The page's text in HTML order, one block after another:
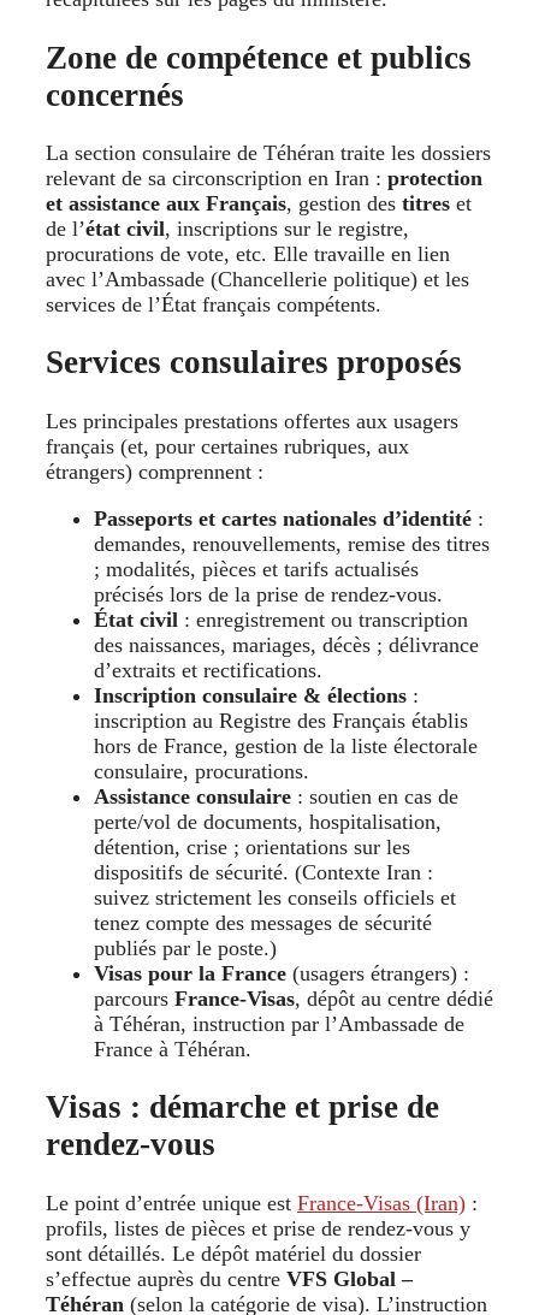
Zone de compétence et publics
concernés
La section consulaire de Téhéran traite les dossiers
relevant de sa circonscription en Iran : protection
et assistance aux Français, gestion des titres et
de l’état civil, inscriptions sur le registre,
procurations de vote, etc. Elle travaille en lien
avec l’Ambassade (Chancellerie politique) et les
services de l’État français compétents.
Services consulaires proposés
Les principales prestations offertes aux usagers
français (et, pour certaines rubriques, aux
étrangers) comprennent :
Passeports et cartes nationales d’identité :
demandes, renouvellements, remise des titres
; modalités, pièces et tarifs actualisés
précisés lors de la prise de rendez-vous.
État civil : enregistrement ou transcription
des naissances, mariages, décès ; délivrance
d’extraits et rectifications.
Inscription consulaire & élections :
inscription au Registre des Français établis
hors de France, gestion de la liste électorale
consulaire, procurations.
Assistance consulaire : soutien en cas de
perte/vol de documents, hospitalisation,
détention, crise ; orientations sur les
dispositifs de sécurité. (Contexte Iran :
suivez strictement les conseils officiels et
tenez compte des messages de sécurité
publiés par le poste.)
Visas pour la France (usagers étrangers) :
parcours France-Visas, dépôt au centre dédié
à Téhéran, instruction par l’Ambassade de
France à Téhéran.
Visas : démarche et prise de
rendez-vous
Le point d’entrée unique est France-Visas (Iran) :
profils, listes de pièces et prise de rendez-vous y
sont détaillés. Le dépôt matériel du dossier
s’effectue auprès du centre VFS Global –
Téhéran (selon la catégorie de visa). L’instruction